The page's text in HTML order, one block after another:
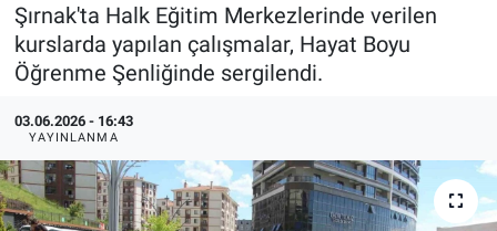
Şırnak'ta Halk Eğitim Merkezlerinde verilen
kurslarda yapılan çalışmalar, Hayat Boyu
Öğrenme Şenliğinde sergilendi.
03.06.2026 - 16:43
YAYINLANMA
Tüm Manşetler
Son Dakika Haberleri
Haber Arşivi